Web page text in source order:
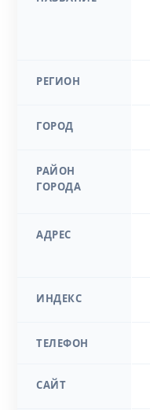
РЕГИОН
ГОРОД
РАЙОН
ГОРОДА
АДРЕС
ИНДЕКС
ТЕЛЕФОН
САЙТ